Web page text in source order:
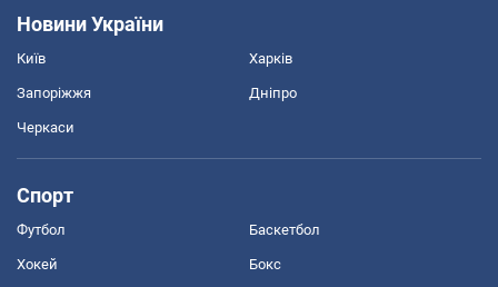
Новини України
Київ Харків
Запоріжжя Дніпро
Черкаси
Спорт
Футбол Баскетбол
Хокей Бокс